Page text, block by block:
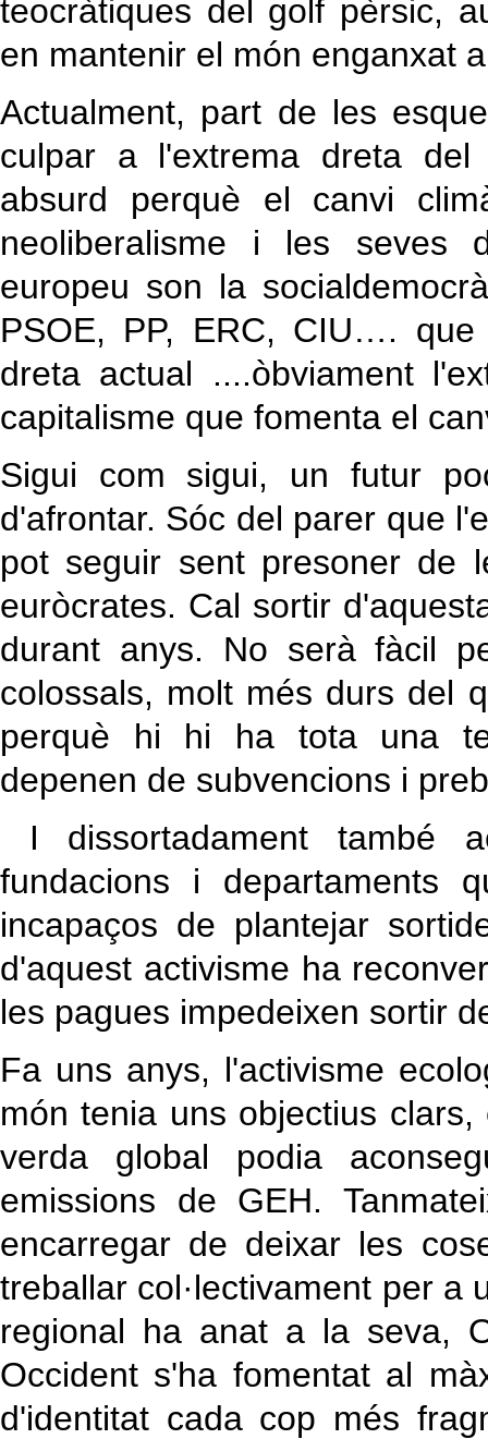
teocràtiques del golf pèrsic,
en mantenir el món enganxat
Actualment, part de les
culpar a l'extrema dreta
absurd perquè el canvi
neoliberalisme i les seves
europeu son la
PSOE, PP, ERC, CIU…. que
dreta actual ....òbviament
capitalisme que fomenta el
Sigui com sigui, un futur
d'afrontar. Sóc del parer que
pot seguir sent presoner de
euròcrates. Cal sortir
durant anys. No serà fàcil
colossals, molt més durs del
perquè hi hi ha tota una
depenen de subvencions i
I dissortadament també
fundacions i departaments
incapaços de plantejar
d'aquest activisme ha
les pagues impedeixen sortir
Fa uns anys, l'activisme
món tenia uns objectius
verda global podia
emissions de GEH.
encarregar de deixar les
treballar col·lectivament per a
regional ha anat a la seva,
Occident s'ha fomentat al
d'identitat cada cop més